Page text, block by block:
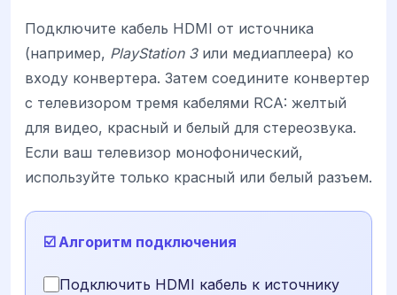
Подключите кабель HDMI от источника
(например, PlayStation 3или медиаплеера) ко
входу конвертера. Затем соедините конвертер
с телевизором тремя кабелями RCA: желтый
для видео, красный и белый для стереозвука.
Если ваш телевизор монофонический,
используйте только красный или белый разъем.
☑️ Алгоритм подключения
Подключить HDMI кабель к источнику